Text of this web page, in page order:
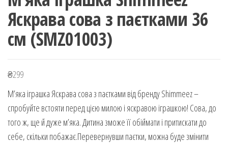
Яскрава сова з паєтками 36
см (SMZ01003)
₴299
М’яка іграшка Яскрава сова з паєтками від бренду Shimmeez –
спробуйте встояти перед цією милою і яскравою iграшкою! Сова, до
того ж, ще й дуже м’яка. Дитина зможе її обіймати і притискати до
себе, скільки побажає.Перевернувши паєтки, можна буде змінити